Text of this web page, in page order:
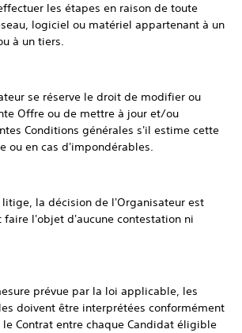
les étapes en raison de toute
logiciel ou matériel appartenant à un
à un tiers.
se réserve le droit de modifier ou
Offre ou de mettre à jour et/ou
Conditions générales s'il estime cette
ou en cas d'impondérables.
la décision de l'Organisateur est
faire l'objet d'aucune contestation ni
prévue par la loi applicable, les
doivent être interprétées conformément
Contrat entre chaque Candidat éligible